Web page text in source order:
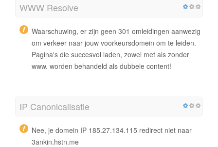
WWW Resolve
Waarschuwing, er zijn geen 301 omleidingen aanwezig
om verkeer naar jouw voorkeursdomein om te leiden.
Pagina's die succesvol laden, zowel met als zonder
www. worden behandeld als dubbele content!
IP Canonicalisatie
Nee, je domein IP 185.27.134.115 redirect niet naar
3ankin.hstn.me